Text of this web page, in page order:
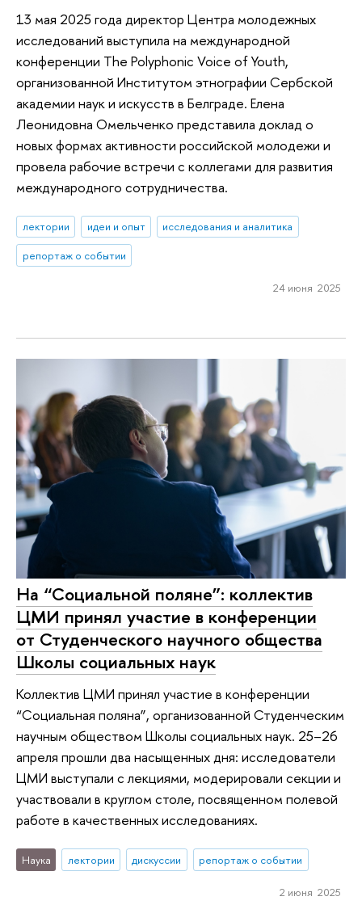
13 мая 2025 года директор Центра молодежных
исследований выступила на международной
конференции The Polyphonic Voice of Youth,
организованной Институтом этнографии Сербской
академии наук и искусств в Белграде. Елена
Леонидовна Омельченко представила доклад о
новых формах активности российской молодежи и
провела рабочие встречи с коллегами для развития
международного сотрудничества.
лектории идеи и опыт
исследования и аналитика
репортаж о событии
24 июня 2025
На “Социальной поляне”: коллектив
ЦМИ принял участие в конференции
от Студенческого научного общества
Школы социальных наук
Коллектив ЦМИ принял участие в конференции
“Социальная поляна”, организованной Студенческим
научным обществом Школы социальных наук. 25–26
апреля прошли два насыщенных дня: исследователи
ЦМИ выступали с лекциями, модерировали секции и
участвовали в круглом столе, посвященном полевой
работе в качественных исследованиях.
Наука лектории дискуссии репортаж о событии
2 июня 2025